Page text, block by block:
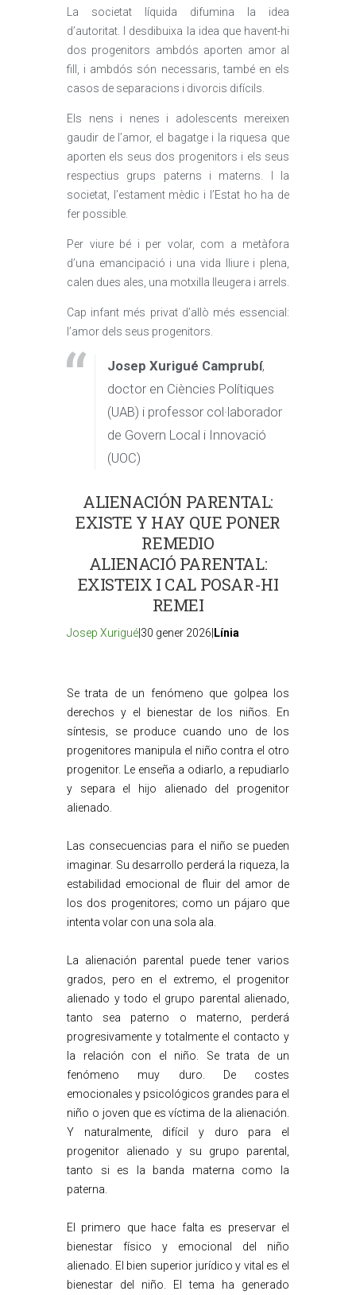
La societat líquida difumina la idea
d’autoritat. I desdibuixa la idea que havent-hi
dos progenitors ambdós aporten amor al
fill, i ambdós són necessaris, també en els
casos de separacions i divorcis difícils.
Els nens i nenes i adolescents mereixen
gaudir de l’amor, el bagatge i la riquesa que
aporten els seus dos progenitors i els seus
respectius grups paterns i materns. I la
societat, l’estament mèdic i l’Estat ho ha de
fer possible.
Per viure bé i per volar, com a metàfora
d’una emancipació i una vida lliure i plena,
calen dues ales, una motxilla lleugera i arrels.
Cap infant més privat d’allò més essencial:
l’amor dels seus progenitors.
Josep Xurigué Camprubí,
doctor en Ciències Polítiques
(UAB) i professor col·laborador
de Govern Local i Innovació
(UOC)
ALIENACIÓN PARENTAL:
EXISTE Y HAY QUE PONER
REMEDIO
ALIENACIÓ PARENTAL:
EXISTEIX I CAL POSAR-HI
REMEI
Josep Xurigué |30 gener 2026| Línia
Se trata de un fenómeno que golpea los
derechos y el bienestar de los niños. En
síntesis, se produce cuando uno de los
progenitores manipula el niño contra el otro
progenitor. Le enseña a odiarlo, a repudiarlo
y separa el hijo alienado del progenitor
alienado.
Las consecuencias para el niño se pueden
imaginar. Su desarrollo perderá la riqueza, la
estabilidad emocional de fluir del amor de
los dos progenitores; como un pájaro que
intenta volar con una sola ala.
La alienación parental puede tener varios
grados, pero en el extremo, el progenitor
alienado y todo el grupo parental alienado,
tanto sea paterno o materno, perderá
progresivamente y totalmente el contacto y
la relación con el niño. Se trata de un
fenómeno muy duro. De costes
emocionales y psicológicos grandes para el
niño o joven que es víctima de la alienación.
Y naturalmente, difícil y duro para el
progenitor alienado y su grupo parental,
tanto si es la banda materna como la
paterna.
El primero que hace falta es preservar el
bienestar físico y emocional del niño
alienado. El bien superior jurídico y vital es el
bienestar del niño. El tema ha generado